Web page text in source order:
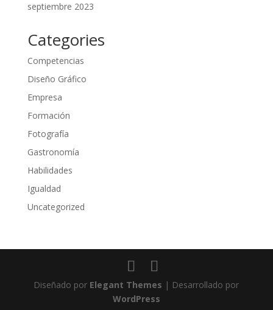
septiembre 2023
Categories
Competencias
Diseño Gráfico
Empresa
Formación
Fotografía
Gastronomía
Habilidades
Igualdad
Uncategorized
Diseñado por Elegant Themes | Desarrollado por
WordPress